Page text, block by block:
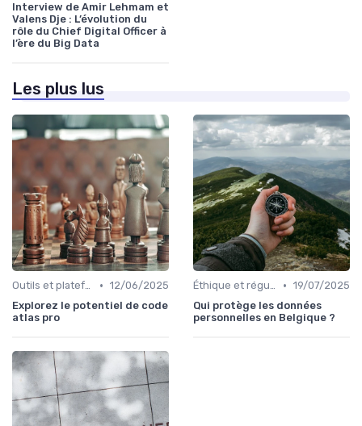
Interview de Amir Lehmam et
Valens Dje : L’évolution du
rôle du Chief Digital Officer à
l’ère du Big Data
Les plus lus
Outils et plateformes • 12/06/2025
Explorez le potentiel de code
atlas pro
Éthique et régulation • 19/07/2025
Qui protège les données
personnelles en Belgique ?